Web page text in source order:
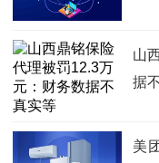
山
据
美